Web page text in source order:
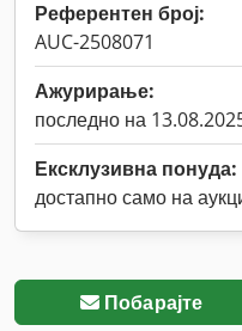
Референтен број:
AUC-2508071
Ажурирање:
последно на
Ексклузивна понуда:
достапно само на
Побарајте